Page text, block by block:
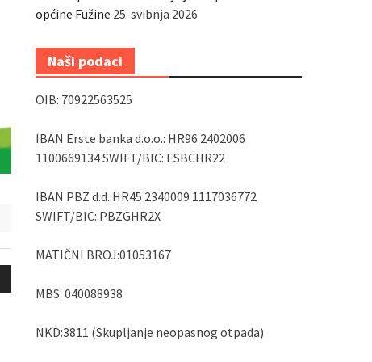
općine Fužine 25. svibnja 2026
Naši podaci
OIB: 70922563525
IBAN Erste banka d.o.o.: HR96 2402006
1100669134 SWIFT/BIC: ESBCHR22
IBAN PBZ d.d.:HR45 2340009 1117036772
SWIFT/BIC: PBZGHR2X
MATIČNI BROJ:01053167
MBS: 040088938
NKD:3811 (Skupljanje neopasnog otpada)